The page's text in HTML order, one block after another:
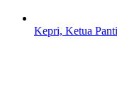
Kepri, Ketua